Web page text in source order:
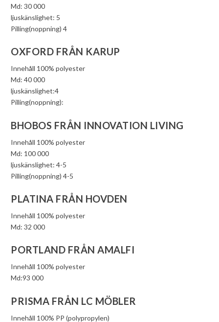
Md: 30 000
ljuskänslighet: 5
Pilling(noppning) 4
OXFORD FRÅN KARUP
Innehåll 100% polyester
Md: 40 000
ljuskänslighet:4
Pilling(noppning):
BHOBOS FRÅN INNOVATION LIVING
Innehåll 100% polyester
Md: 100 000
ljuskänslighet: 4-5
Pilling(noppning) 4-5
PLATINA FRÅN HOVDEN
Innehåll 100% polyester
Md: 32 000
PORTLAND FRÅN AMALFI
Innehåll 100% polyester
Md:93 000
PRISMA FRÅN LC MÖBLER
Innehåll 100% PP (polypropylen)